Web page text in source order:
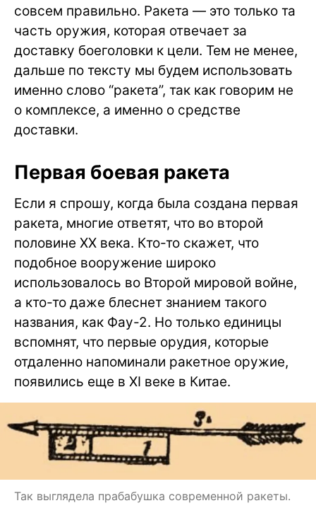
совсем правильно. Ракета — это только та
часть оружия, которая отвечает за
доставку боеголовки к цели. Тем не менее,
дальше по тексту мы будем использовать
именно слово “ракета”, так как говорим не
о комплексе, а именно о средстве
доставки.
Первая боевая ракета
Если я спрошу, когда была создана первая
ракета, многие ответят, что во второй
половине XX века. Кто-то скажет, что
подобное вооружение широко
использовалось во Второй мировой войне,
а кто-то даже блеснет знанием такого
названия, как Фау-2. Но только единицы
вспомнят, что первые орудия, которые
отдаленно напоминали ракетное оружие,
появились еще в XI веке в Китае.
Так выглядела прабабушка современной ракеты.